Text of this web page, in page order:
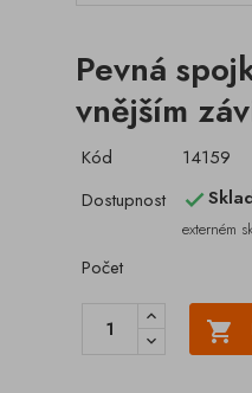
Pevná
vnějším
Kód
14159
Dostupnost

externém
Počet
